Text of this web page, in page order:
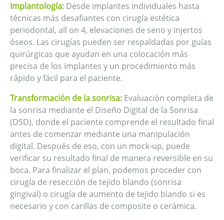
Implantología: Desde implantes individuales hasta
técnicas más desafiantes con cirugía estética
periodontal, all on 4, elevaciones de seno y injertos
óseos. Las cirugías pueden ser respaldadas por guías
quirúrgicas que ayudan en una colocación más
precisa de los implantes y un procedimiento más
rápido y fácil para el paciente.
Transformación de la sonrisa: Evaluación completa de
la sonrisa mediante el Diseño Digital de la Sonrisa
(DSD), donde el paciente comprende el resultado final
antes de comenzar mediante una manipulación
digital. Después de eso, con un mock-up, puede
verificar su resultado final de manera reversible en su
boca. Para finalizar el plan, podemos proceder con
cirugía de resección de tejido blando (sonrisa
gingival) o cirugía de aumento de tejido blando si es
necesario y con carillas de composite o cerámica.